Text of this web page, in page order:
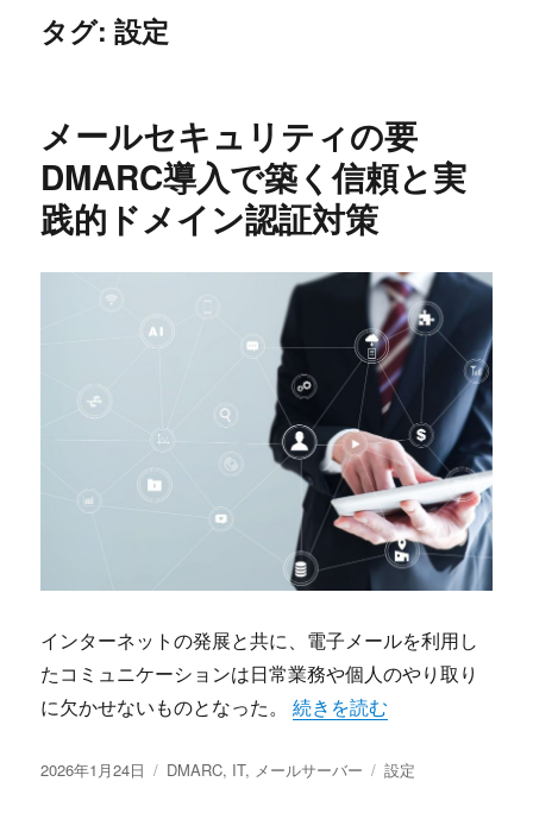
タグ:設定
メールセキュリティの要
DMARC導入で築く信頼と実
践的ドメイン認証対策
インターネットの発展と共に、電子メールを利用し
たコミュニケーションは日常業務や個人のやり取り
に欠かせないものとなった。“メールセキュリティの要
続きを読む
投
2026年1月24日
カ
DMARC, IT, メールサーバー
タ
設定